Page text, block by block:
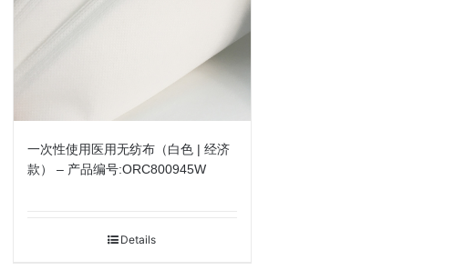
一次性使用医用无纺布（白色 | 经济
款） – 产品编号:ORC800945W
Details